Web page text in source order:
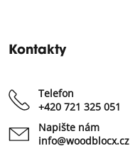
Kontakty
Telefon
+420 721 325 051
Napište nám
info@woodblocx.cz